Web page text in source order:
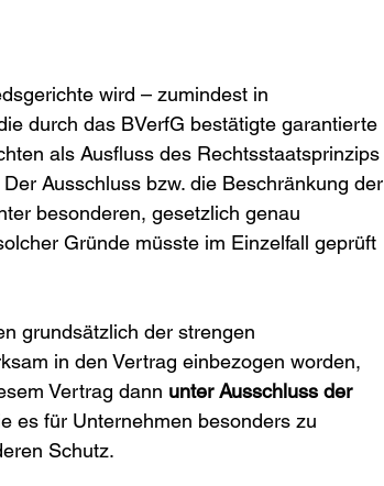
wird – zumindest in
durch das BVerfG bestätigte garantierte
als Ausfluss des Rechtsstaatsprinzips
Ausschluss bzw. die Beschränkung der
besonderen, gesetzlich genau
Gründe müsste im Einzelfall geprüft
grundsätzlich der strengen
in den Vertrag einbezogen worden,
Vertrag dann unter Ausschluss der
es für Unternehmen besonders zu
Schutz.